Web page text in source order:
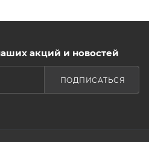
за кожей утром и
акций и новостей
ПОДПИСАТЬСЯ